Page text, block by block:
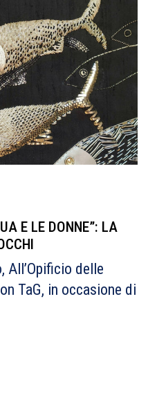
E LE DONNE”: LA
All’Opificio delle
TaG, in occasione di